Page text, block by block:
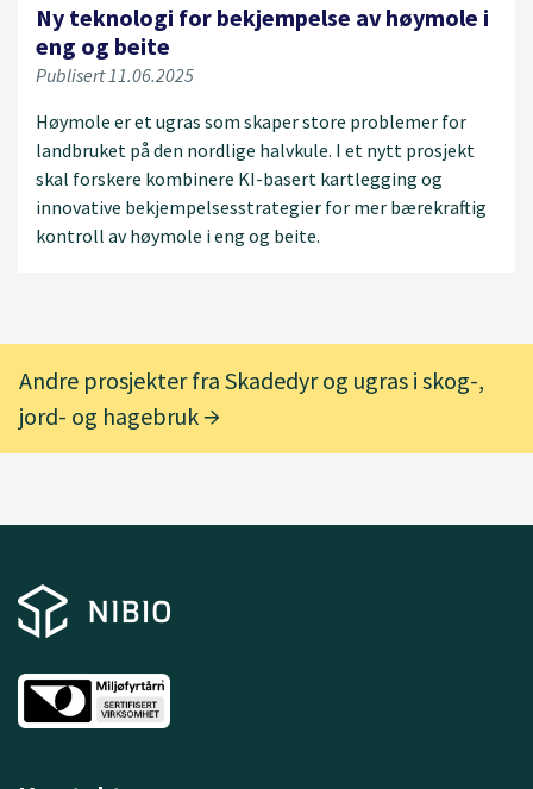
Ny teknologi for bekjempelse av høymole i
eng og beite
Publisert 11.06.2025
Høymole er et ugras som skaper store problemer for
landbruket på den nordlige halvkule. I et nytt prosjekt
skal forskere kombinere KI-basert kartlegging og
innovative bekjempelsesstrategier for mer bærekraftig
kontroll av høymole i eng og beite.
Andre prosjekter fra Skadedyr og ugras i skog-,
jord- og hagebruk